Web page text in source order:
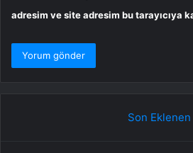
adresim ve site adresim bu tarayıcıya
Son Eklenen